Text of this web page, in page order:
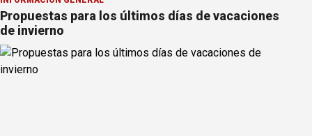
Propuestas para los últimos días de vacaciones
de invierno